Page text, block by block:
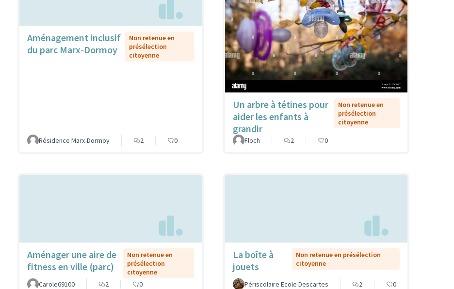
Aménagement inclusif
du parc Marx-Dormoy
Non retenue en
présélection
citoyenne
Résidence Marx-Dormoy 2 0
Un arbre à tétines pour
aider les enfants à
grandir
Non retenue en
présélection
citoyenne
Floch 2 0
Aménager une aire de
fitness en ville (parc)
Non retenue en
présélection
citoyenne
Carole69100
2 0
La boîte à
jouets
Non retenue en présélection
citoyenne
Périscolaire Ecole Descartes 2 0